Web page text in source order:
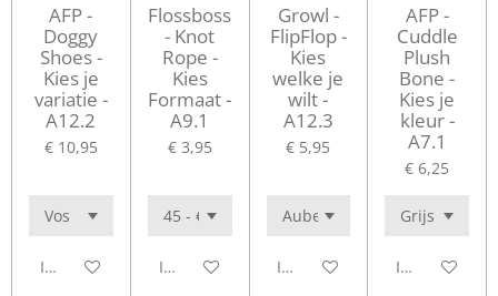
AFP -
Doggy
Shoes -
Kies je
variatie -
A12.2
€ 10,95
In winkelwagen
Flossboss
- Knot
Rope -
Kies
Formaat -
A9.1
€ 3,95
In winkelwagen
Growl -
FlipFlop -
Kies
welke je
wilt -
A12.3
€ 5,95
In winkelwagen
AFP -
Cuddle
Plush
Bone -
Kies je
kleur -
A7.1
€ 6,25
In